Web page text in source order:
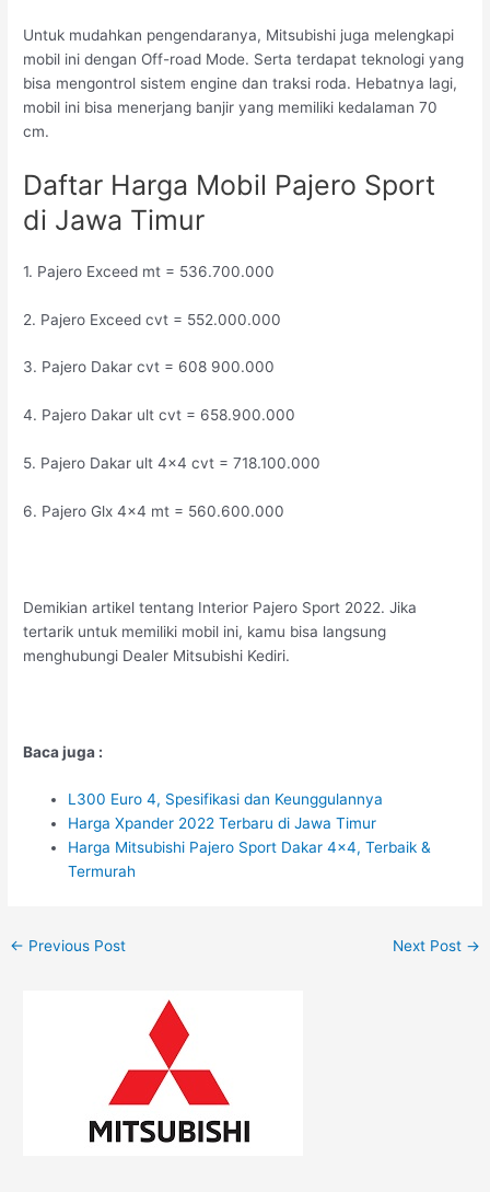
Untuk mudahkan pengendaranya, Mitsubishi juga melengkapi
mobil ini dengan Off-road Mode. Serta terdapat teknologi yang
bisa mengontrol sistem engine dan traksi roda. Hebatnya lagi,
mobil ini bisa menerjang banjir yang memiliki kedalaman 70
cm.
Daftar Harga Mobil Pajero Sport
di Jawa Timur
1. Pajero Exceed mt = 536.700.000
2. Pajero Exceed cvt = 552.000.000
3. Pajero Dakar cvt = 608 900.000
4. Pajero Dakar ult cvt = 658.900.000
5. Pajero Dakar ult 4×4 cvt = 718.100.000
6. Pajero Glx 4×4 mt = 560.600.000
Demikian artikel tentang Interior Pajero Sport 2022. Jika
tertarik untuk memiliki mobil ini, kamu bisa langsung
menghubungi Dealer Mitsubishi Kediri.
Baca juga :
L300 Euro 4, Spesifikasi dan Keunggulannya
Harga Xpander 2022 Terbaru di Jawa Timur
Harga Mitsubishi Pajero Sport Dakar 4×4, Terbaik &
Termurah
← Previous Post Next Post →